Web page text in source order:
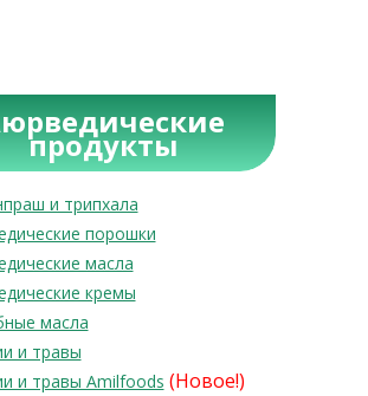
продукты
и трипхала
порошки
масла
кремы
масла
и травы
и травы Amilfoods (Новое!)